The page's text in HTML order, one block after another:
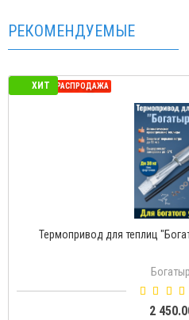
РЕКОМЕНДУЕМЫЕ
ХИТ
СЕЗОННАЯ РАСПРОДАЖА
Термопривод для теплиц
2